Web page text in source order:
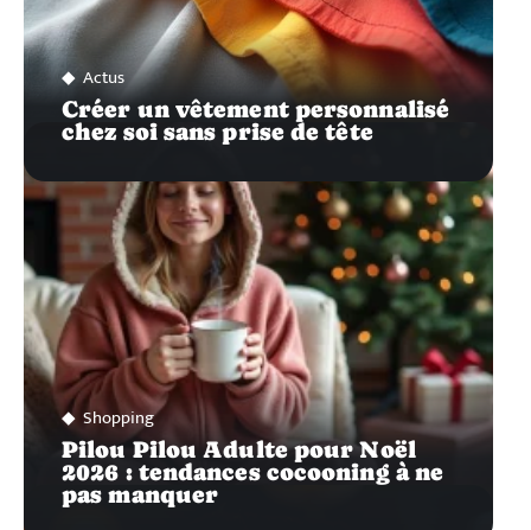
Actus
Créer un vêtement personnalisé
chez soi sans prise de tête
Shopping
Pilou Pilou Adulte pour Noël
2026 : tendances cocooning à ne
pas manquer